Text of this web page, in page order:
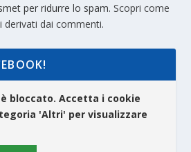
per ridurre lo spam.Scopri come
derivati dai commenti.
bloccato. Accetta i cookie
'Altri' per visualizzare